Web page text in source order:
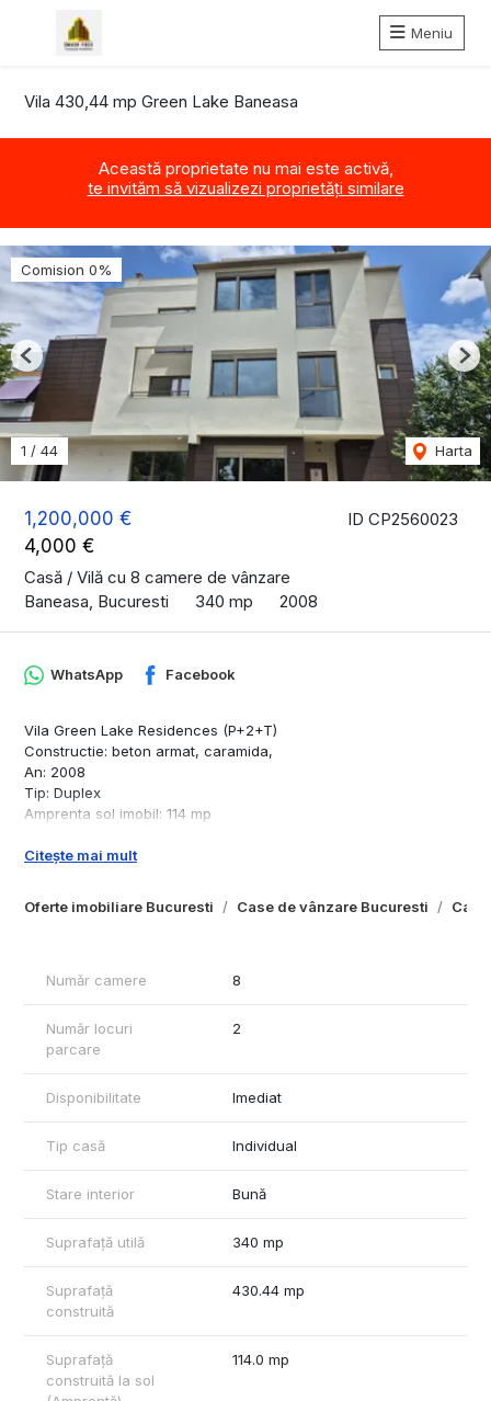
Meniu
Vila 430,44 mp Green Lake Baneasa
Această proprietate nu mai este activă,
te invităm să vizualizezi proprietăți similare
ID CP2560023
1,200,000 €
4,000 €
Casă / Vilă cu 8 camere de vânzare
Baneasa, Bucuresti
340 mp 2008
Comision 0%
1 / 44 Harta
Previous
Oferte imobiliare Bucuresti Case de vânzare Bucuresti
WhatsApp Facebook
Vila Green Lake Residences (P+2+T)
Constructie: beton armat, caramida,
An: 2008
Tip: Duplex
Amprenta sol imobil: 114 mp
Incălzire: centrala proprie
design modern, balamale incastrate, ce asigura sistemului un
(obloanele sunt ranforsate, cu profile cu mai multe camere),
incastrate, actionate electric, antiefractie, asigura o bariera
termica si fonica optima. Aere conditionat silenţioase şi
eficiente din punct de vedere energetic.
Imobilul detine spaţii interioare spatioase şi pline de luminozitate
si un lift interior, iar de pe terasa avem o priveliste minunata
Designul interior si exterior este centrat în jurul arhitecturii
mediteranee din Grecia, cu terase spaţioase (ce pot sa fie
Locatie imobil: zona premium Nord Bucuresti, Lac Baneasa, mai
exact in cadrul superbului complex Green Lake Residences,
rezidenţial construit pe o suprafaţă de 110,000 mp in Nordul
Bucurestiului.
Citește mai mult
Număr camere 8
Număr locuri
parcare
2
Disponibilitate Imediat
Tip casă Individual
Stare interior Bună
Suprafață utilă 340 mp
Suprafață
construită
430.44 mp
Suprafață
construită la sol
114.0 mp